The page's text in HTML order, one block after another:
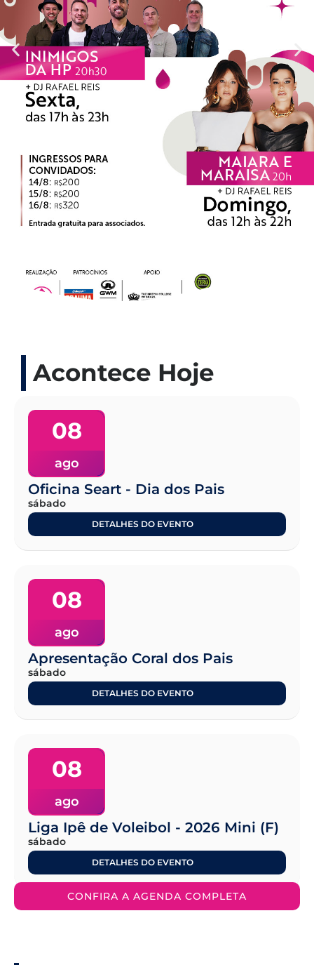
Acontece Hoje
08
ago
Oficina Seart - Dia dos Pais
sábado
DETALHES DO EVENTO
08
ago
Apresentação Coral dos Pais
sábado
DETALHES DO EVENTO
08
ago
Liga Ipê de Voleibol - 2026 Mini (F)
sábado
DETALHES DO EVENTO
CONFIRA A AGENDA COMPLETA